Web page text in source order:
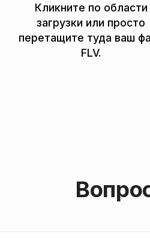
Кликните по области
загрузки или просто
перетащите туда ваш
FLV.